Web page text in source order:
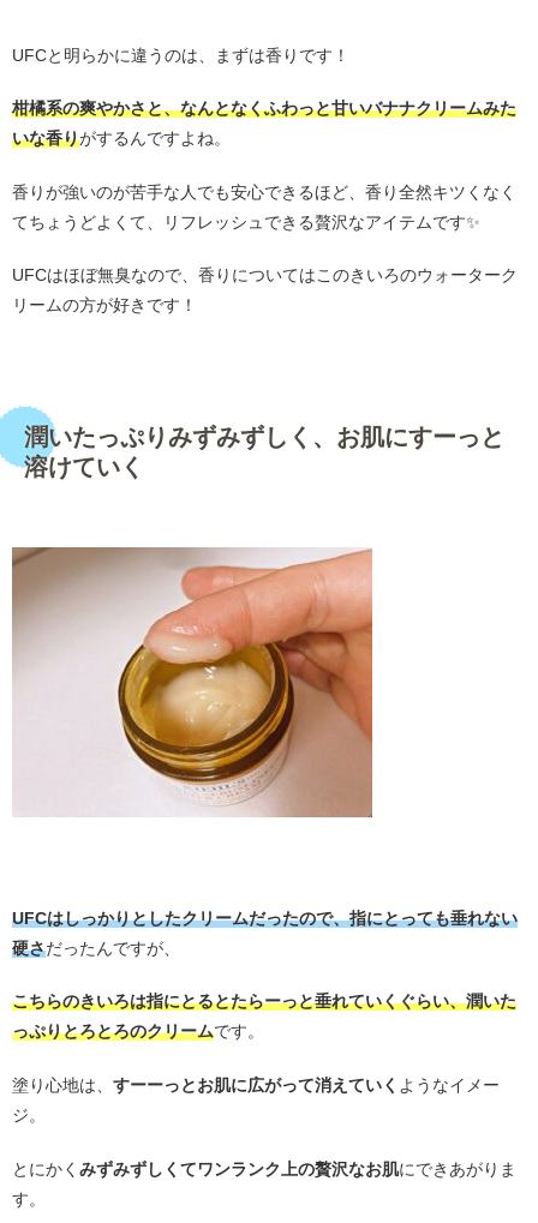
UFCと明らかに違うのは、まずは香りです！
柑橘系の爽やかさと、なんとなくふわっと甘いバナナクリームみた
いな香りがするんですよね。
香りが強いのが苦手な人でも安心できるほど、香り全然キツくなく
てちょうどよくて、リフレッシュできる贅沢なアイテムです✨
UFCはほぼ無臭なので、香りについてはこのきいろのウォーターク
リームの方が好きです！
潤いたっぷりみずみずしく、お肌にすーっと
溶けていく
UFCはしっかりとしたクリームだったので、指にとっても垂れない
硬さだったんですが、
こちらのきいろは指にとるとたらーっと垂れていくぐらい、潤いた
っぷりとろとろのクリームです。
塗り心地は、 すーーっとお肌に広がって消えていく ようなイメー
ジ。
とにかく みずみずしくてワンランク上の贅沢なお肌にできあがりま
す。